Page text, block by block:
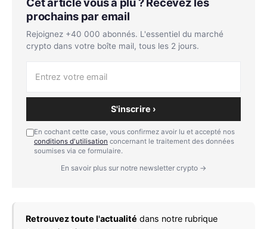
prochains par email
Rejoignez +40 000 abonnés. L'essentiel du marché
crypto dans votre boîte mail, tous les 2 jours.
S'inscrire ›
En cochant cette case, vous confirmez avoir lu et accepté nos
conditions d'utilisation concernant le traitement des données
soumises via ce formulaire.
En savoir plus sur notre newsletter crypto →
Retrouvez toute l'actualité dans notre rubrique